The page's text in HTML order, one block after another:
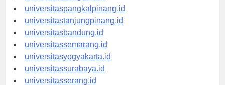
universitasbengkulu.id
universitaspangkalpinang.id
universitastanjungpinang.id
universitasbandung.id
universitassemarang.id
universitasyogyakarta.id
universitassurabaya.id